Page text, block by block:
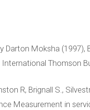
Darton Moksha (1997),
International Thomson
R, Brignall S.,
Measurement in